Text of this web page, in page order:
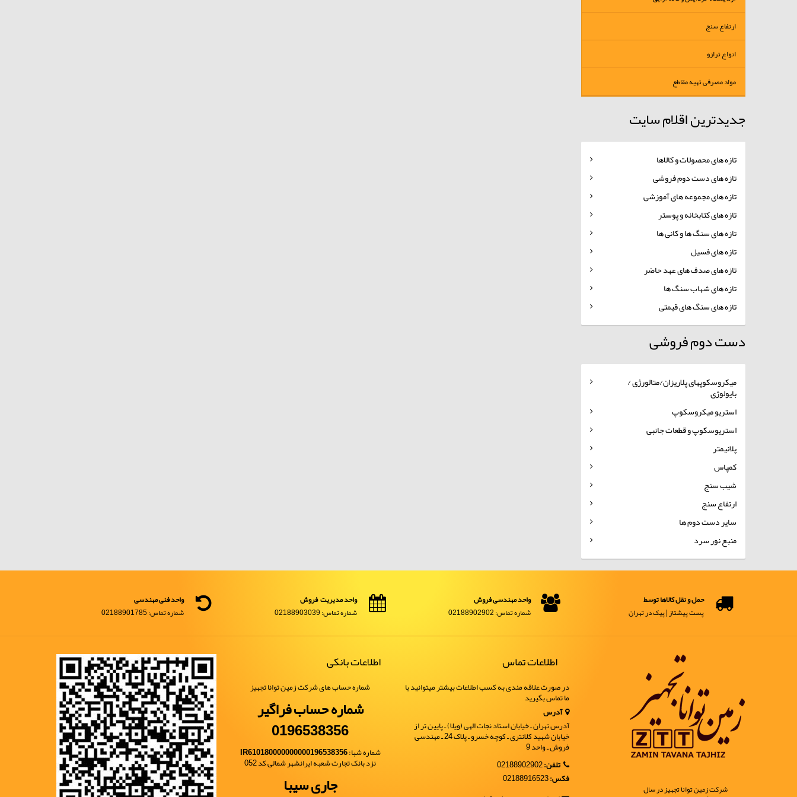
ارتفاع سنج
انواع ترازو
مواد مصرفی تهیه مقاطع
جدیدترین اقلام سایت
تازه های محصولات و کالاها
تازه های دست دوم فروشی
تازه های مجموعه های آموزشی
تازه های کتابخانه و پوستر
تازه های سنگ ها و کانی ها
تازه های فسیل
تازه های صدف های عهد حاضر
تازه های شهاب سنگ ها
تازه های سنگ های قیمتی
دست دوم فروشی
میکروسکوپهای پلاریزان/متالورژی /
بایولوژی
استریو میکروسکوپ
استریوسکوپ و قطعات جانبی
پلانیمتر
کمپاس
شیب سنج
ارتفاع سنج
سایر دست دوم ها
منبع نور سرد
حمل و نقل کالاها توسط
پست پیشتاز | پیک در تهران
واحد مهندسی فروش
شماره تماس: 02188902902
واحد مدیریت فروش
شماره تماس: 02188903039
واحد فنی مهندسی
شماره تماس: 02188901785
شرکت زمین توانا تجهیز در سال
اطلاعات تماس
در صورت علاقه مندی به کسب اطلاعات بیشتر میتوانید با
ما تماس بگیرید
آدرس
آدرس تهران ـ خیابان استاد نجات الهی (ویلا) ـ پایین تر از
خیابان شهید کلانتری ـ کوچه خسرو ـ پلاک 24 ـ مهندسی
فروش ـ واحد 9
تلفن:02188902902
فکس:02188916523
اطلاعات بانکی
شماره حساب های شرکت زمین توانا تجهیز
شماره حساب فراگیر
0196538356
شماره شبا:IR610180000000000196538356
نزد بانک تجارت شعبه ایرانشهر شمالی کد 052
جاری سیبا